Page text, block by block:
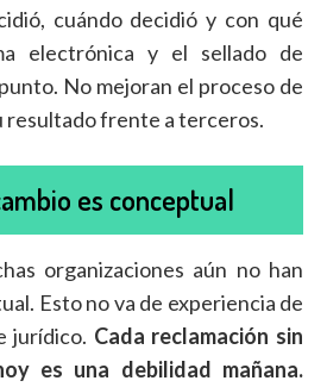
cuándo decidió y con qué
electrónica y el sellado de
No mejoran el proceso de
resultado frente a terceros.
es conceptual
organizaciones aún no han
Esto no va de experiencia de
jurídico. Cada reclamación sin
es una debilidad mañana.